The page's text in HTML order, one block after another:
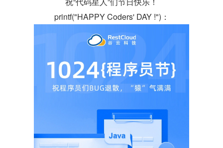
printf("HAPPY Coders' DAY !")：